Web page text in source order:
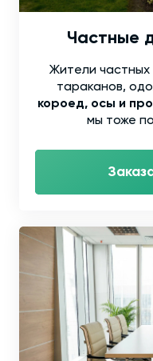
Частные
Жители
тараканов,
короед, осы и
мы тоже